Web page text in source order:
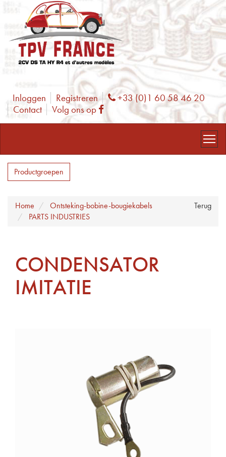
Inloggen Registreren Phone
+33 (0)1 60 58 46 20
Contact
Volg ons op Facebook
Productgroepen
Terug
Home
Ontsteking-bobine-bougiekabels
PARTS INDUSTRIES
CONDENSATOR
IMITATIE